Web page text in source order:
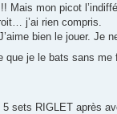
Mais mon picot
j’ai rien compris.
bien le jouer. Je
je le bats sans me
sets RIGLET après